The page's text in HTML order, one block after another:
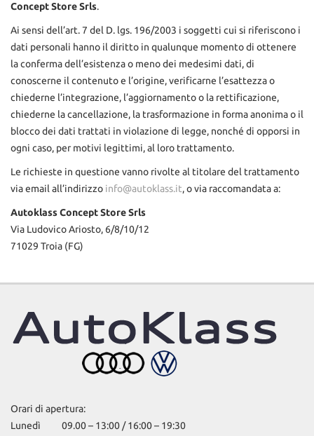
Concept Store Srls.
Ai sensi dell’art. 7 del D. lgs. 196/2003 i soggetti cui si riferiscono i
dati personali hanno il diritto in qualunque momento di ottenere
la conferma dell’esistenza o meno dei medesimi dati, di
conoscerne il contenuto e l’origine, verificarne l’esattezza o
chiederne l’integrazione, l’aggiornamento o la rettificazione,
chiederne la cancellazione, la trasformazione in forma anonima o il
blocco dei dati trattati in violazione di legge, nonché di opporsi in
ogni caso, per motivi legittimi, al loro trattamento.
Le richieste in questione vanno rivolte al titolare del trattamento
via email all’indirizzo info@autoklass.it, o via raccomandata a:
Autoklass Concept Store Srls
Via Ludovico Ariosto, 6/8/10/12
71029 Troia (FG)
Orari di apertura:
Lunedì 09.00 – 13:00 / 16:00 – 19:30